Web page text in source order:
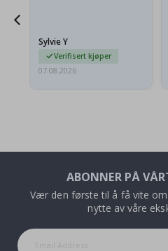
Sylvie Y
Verifisert kjøper
07.08.2026
ABONNER PÅ
Vær den første til å få vite
nytte av våre